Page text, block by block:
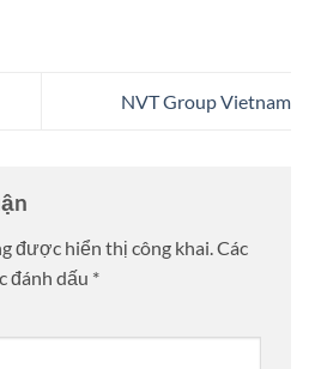
NVT Group Vietnam
được hiển thị công khai. Các
đánh dấu *